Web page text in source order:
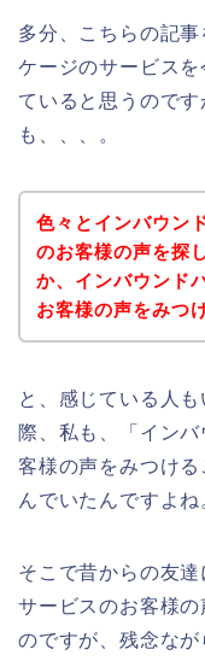
多分、こちらの記
ケージのサービスを
ていると思うので
も、、、。
色々とインバウン
のお客様の声を探
か、インバウンド
お客様の声をみつ
と、感じている人
際、私も、「イン
客様の声をみつけ
んでいたんですよね
そこで昔からの友
サービスのお客様
のですが、残念な